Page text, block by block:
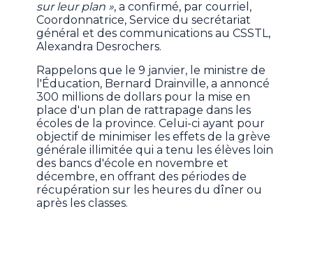
sur leur plan », a confirmé, par courriel,
Coordonnatrice, Service du secrétariat
général et des communications au CSSTL,
Alexandra Desrochers.
Rappelons que le 9 janvier, le ministre de
l'Éducation, Bernard Drainville, a annoncé
300 millions de dollars pour la mise en
place d'un plan de rattrapage dans les
écoles de la province. Celui-ci ayant pour
objectif de minimiser les effets de la grève
générale illimitée qui a tenu les élèves loin
des bancs d'école en novembre et
décembre, en offrant des périodes de
récupération sur les heures du dîner ou
après les classes.